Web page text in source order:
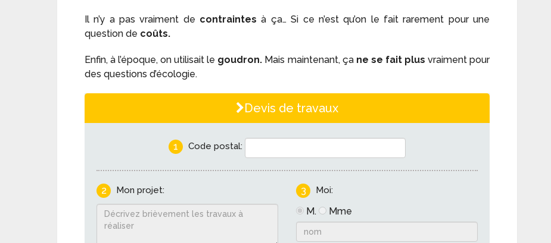
Il n’y a pas vraiment de contraintes à ça… Si ce n’est qu’on le fait rarement pour une
question de coûts.
Enfin, à l’époque, on utilisait le goudron. Mais maintenant, ça ne se fait plus vraiment pour
des questions d’écologie.
Devis de travaux
1 Code postal:
2 Mon projet: 3 Moi:
M. Mme